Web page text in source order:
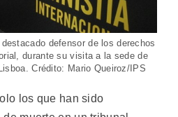
defensor de los derechos
durante su visita a la sede de
Crédito: Mario Queiroz/IPS
los que han sido